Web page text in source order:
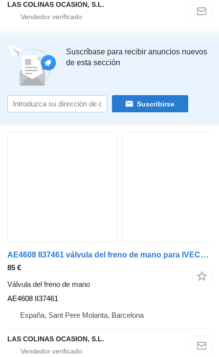
LAS COLINAS OCASION, S.L.
Suscríbase para recibir anuncios nuevos
de esta sección
Suscribirse
AE4608 II37461 válvula del freno de mano para IVECO Stralis (AD/AT) camión
85 €
Válvula del freno de mano
AE4608 II37461
España, Sant Pere Molanta, Barcelona
LAS COLINAS OCASION, S.L.